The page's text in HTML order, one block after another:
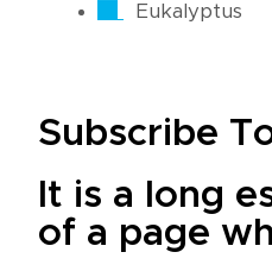
Eukalyptus
Subscribe
It is a long
of a page